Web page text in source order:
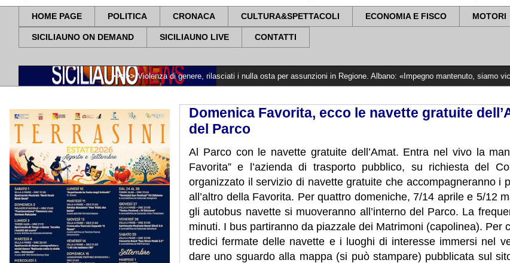
HOME PAGE POLITICA CRONACA CULTURA&SPETTACOLI ECONOMIA E FISCO MOTORI
SICILIAUNO ON DEMAND SICILIAUNO LIVE CONTATTI
>>>>> Violenza di genere, rilasciati i nulla osta per assunzioni in Regione. Albano: «Impegno mantenuto, siamo vicini alle
Domenica Favorita, ecco le navette gratuite
del Parco
Al Parco con le navette gratuite dell’Amat. Entra nel vivo la
Favorita” e l’azienda di trasporto pubblico, su richiesta del
organizzato il servizio di navette gratuite che accompagneranno i
all’altro della Favorita. Per quattro domeniche, 7/14 aprile e 5/12
gli autobus navette si muoveranno all’interno del Parco. La
minuti. I bus partiranno da piazzale dei Matrimoni (capolinea). Per
tredici fermate delle navette e i luoghi di interesse immersi nel
dare uno sguardo alla mappa (si può stampare) pubblicata sul